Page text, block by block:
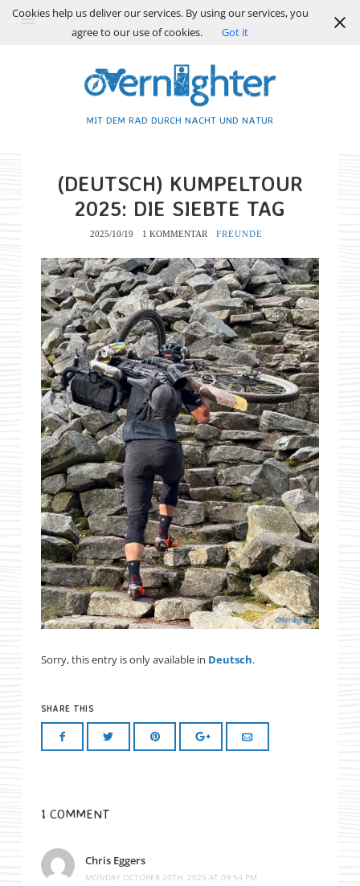
MIT DEM RAD DURCH NACHT UND NATUR
(DEUTSCH) KUMPELTOUR
2025: DIE SIEBTE TAG
2025/10/19 1 KOMMENTAR FREUNDE
Sorry, this entry is only available in Deutsch.
SHARE THIS
1 COMMENT
Chris Eggers
MONDAY OCTOBER 20TH, 2025 AT 09:54 PM
Cookies help us deliver our services. By using our services, you
agree to our use of cookies.
Got it